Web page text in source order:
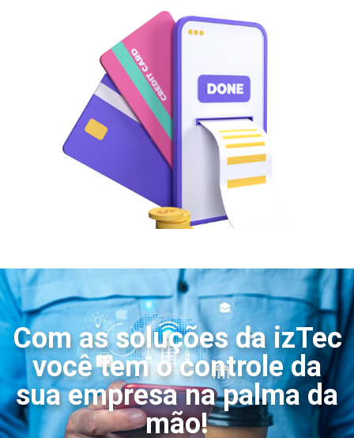
Com as soluções da izTec
você tem o controle da
sua empresa na palma da
mão!